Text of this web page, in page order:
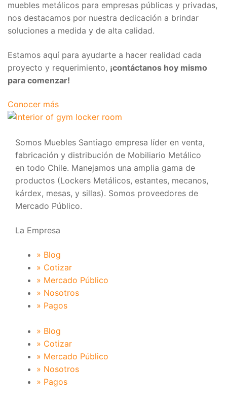
muebles metálicos para empresas públicas y privadas,
nos destacamos por nuestra dedicación a brindar
soluciones a medida y de alta calidad.
Estamos aquí para ayudarte a hacer realidad cada
proyecto y requerimiento, ¡contáctanos hoy mismo
para comenzar!
Conocer más
Somos Muebles Santiago empresa líder en venta,
fabricación y distribución de Mobiliario Metálico
en todo Chile. Manejamos una amplia gama de
productos (Lockers Metálicos, estantes, mecanos,
kárdex, mesas, y sillas). Somos proveedores de
Mercado Público.
La Empresa
» Blog
» Cotizar
» Mercado Público
» Nosotros
» Pagos
» Blog
» Cotizar
» Mercado Público
» Nosotros
» Pagos